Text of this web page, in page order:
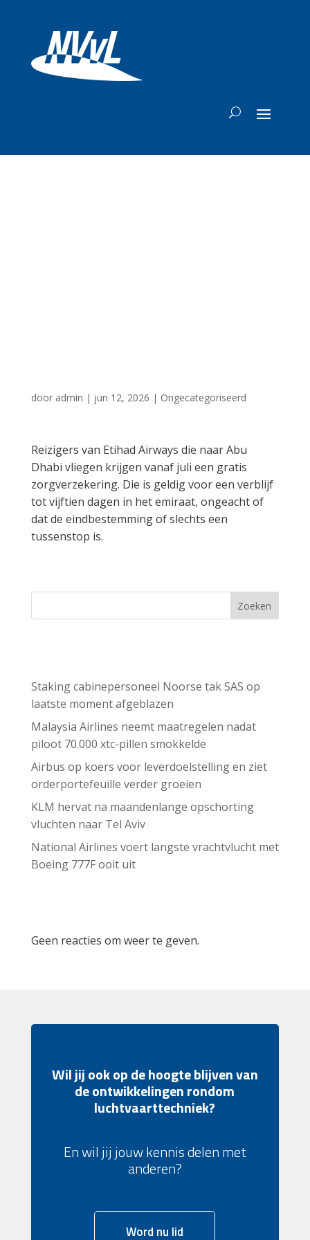
door admin | jun 12, 2026 | Ongecategoriseerd
Reizigers van Etihad Airways die naar Abu
Dhabi vliegen krijgen vanaf juli een gratis
zorgverzekering. Die is geldig voor een verblijf
tot vijftien dagen in het emiraat, ongeacht of
dat de eindbestemming of slechts een
tussenstop is.
Zoeken
Staking cabinepersoneel Noorse tak SAS op
laatste moment afgeblazen
Malaysia Airlines neemt maatregelen nadat
piloot 70.000 xtc-pillen smokkelde
Airbus op koers voor leverdoelstelling en ziet
orderportefeuille verder groeien
KLM hervat na maandenlange opschorting
vluchten naar Tel Aviv
National Airlines voert langste vrachtvlucht met
Boeing 777F ooit uit
Geen reacties om weer te geven.
Wil jij ook op de hoogte blijven van
de ontwikkelingen rondom
luchtvaarttechniek?
En wil jij jouw kennis delen met
anderen?
Word nu lid